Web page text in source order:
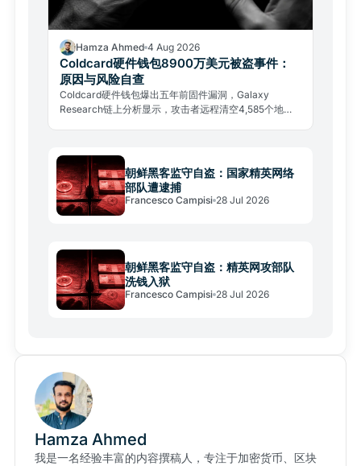
Hamza Ahmed 4 Aug 2026
Coldcard硬件钱包8900万美元被盗事件：
原因与风险自查
Coldcard硬件钱包爆出五年前固件漏洞，Galaxy
Research链上分析显示，攻击者远程清空4,585个地
朝鲜黑客监守自盗：国家精英网络
部队遭逮捕
Francesco Campisi 28 Jul 2026
朝鲜黑客监守自盗：精英网攻部队
洗钱入狱
Francesco Campisi 28 Jul 2026
Hamza Ahmed
我是一名经验丰富的内容撰稿人，专注于加密货币、区块